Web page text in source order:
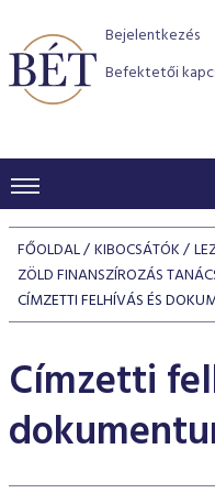
Bejelentkezés
Befektetői
KERESKEDÉSI ADATOK
INDEXEK
Részvényindexek
Kötvényindexek
Vállalati kötvény
Piaci forgalom
Kedvenc
Azonnali Piac
BEFEKTETŐK
Termékcsoportok
Indexek
Részvény szekció
Szabályozás
BÉT szabályzatok
Alkalmazott
Részvény és vállalati
program
TŐZSDETAGOK
Tőzsdetagok,
VENDOROK
FŐOLDAL KIBOCSÁTÓK
ZÖLD FINANSZÍROZÁS
CÍMZETTI FELHÍVÁS ÉS
Címzetti